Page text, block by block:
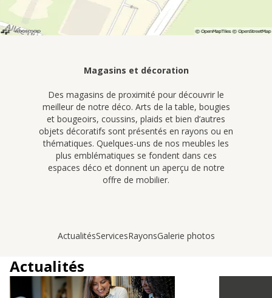
Magasins et décoration
Des magasins de proximité pour découvrir le
meilleur de notre déco. Arts de la table, bougies
et bougeoirs, coussins, plaids et bien d’autres
objets décoratifs sont présentés en rayons ou en
thématiques. Quelques-uns de nos meubles les
plus emblématiques se fondent dans ces
espaces déco et donnent un aperçu de notre
offre de mobilier.
ActualitésServicesRayonsGalerie photos
Actualités